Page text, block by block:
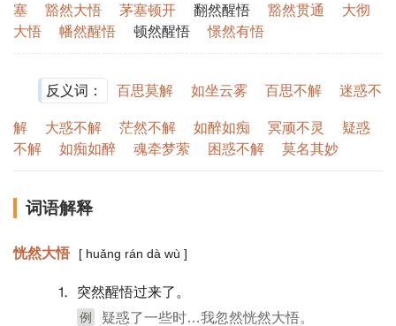
塞 豁然大悟 茅塞顿开 翻然醒悟 豁然贯通
大彻
大悟
幡然醒悟 顿然醒悟 憬然有悟
反义词： 百思莫解 如坐云雾 百思不解 迷惑不
解 大惑不解 茫然不解 如醉如痴 冥顽不灵
疑惑
不解
如痴如醉 魂牵梦萦 困惑不解 莫名其妙
词语解释
恍然大悟 [ huǎng rán dà wù ]
⒈ 突然醒悟过来了。
例 疑惑了一些时…我忽然恍然大悟。